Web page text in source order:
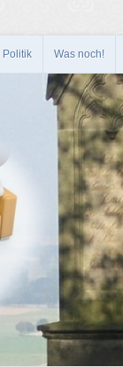
Politik Was noch!